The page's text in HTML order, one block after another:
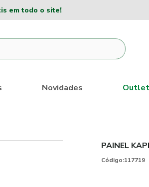
em todo o site!
Novidades Outlet
PAINEL
Código:117719